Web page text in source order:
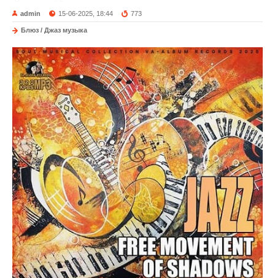
admin 15-06-2025, 18:44 773
Блюз / Джаз музыка